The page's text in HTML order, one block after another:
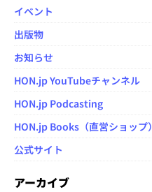
イベント
出版物
お知らせ
HON.jp YouTubeチャンネル
HON.jp Podcasting
HON.jp Books（直営ショップ）
公式サイト
アーカイブ